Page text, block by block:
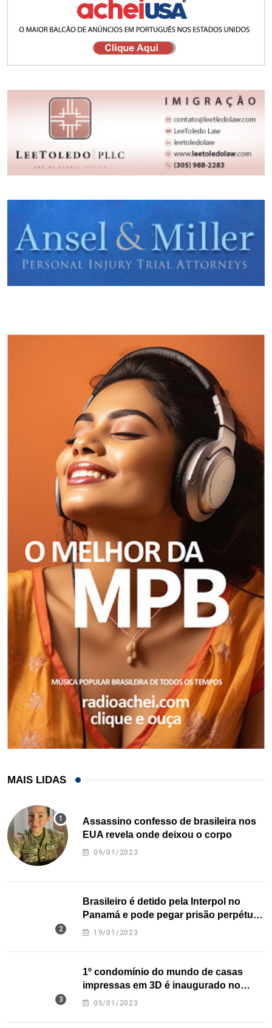
MAIS LIDAS
Assassino confesso de brasileira nos
EUA revela onde deixou o corpo
09/01/2023
Brasileiro é detido pela Interpol no
Panamá e pode pegar prisão perpétua
nos EUA
19/01/2023
1º condomínio do mundo de casas
impressas em 3D é inaugurado no
Texas
05/01/2023